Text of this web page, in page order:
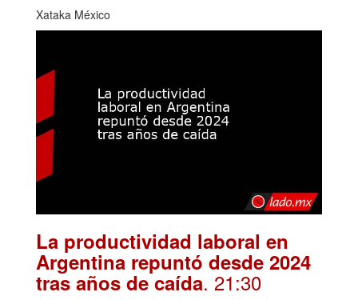
Xataka México
La productividad laboral en
Argentina repuntó desde 2024
tras años de caída. 21:30